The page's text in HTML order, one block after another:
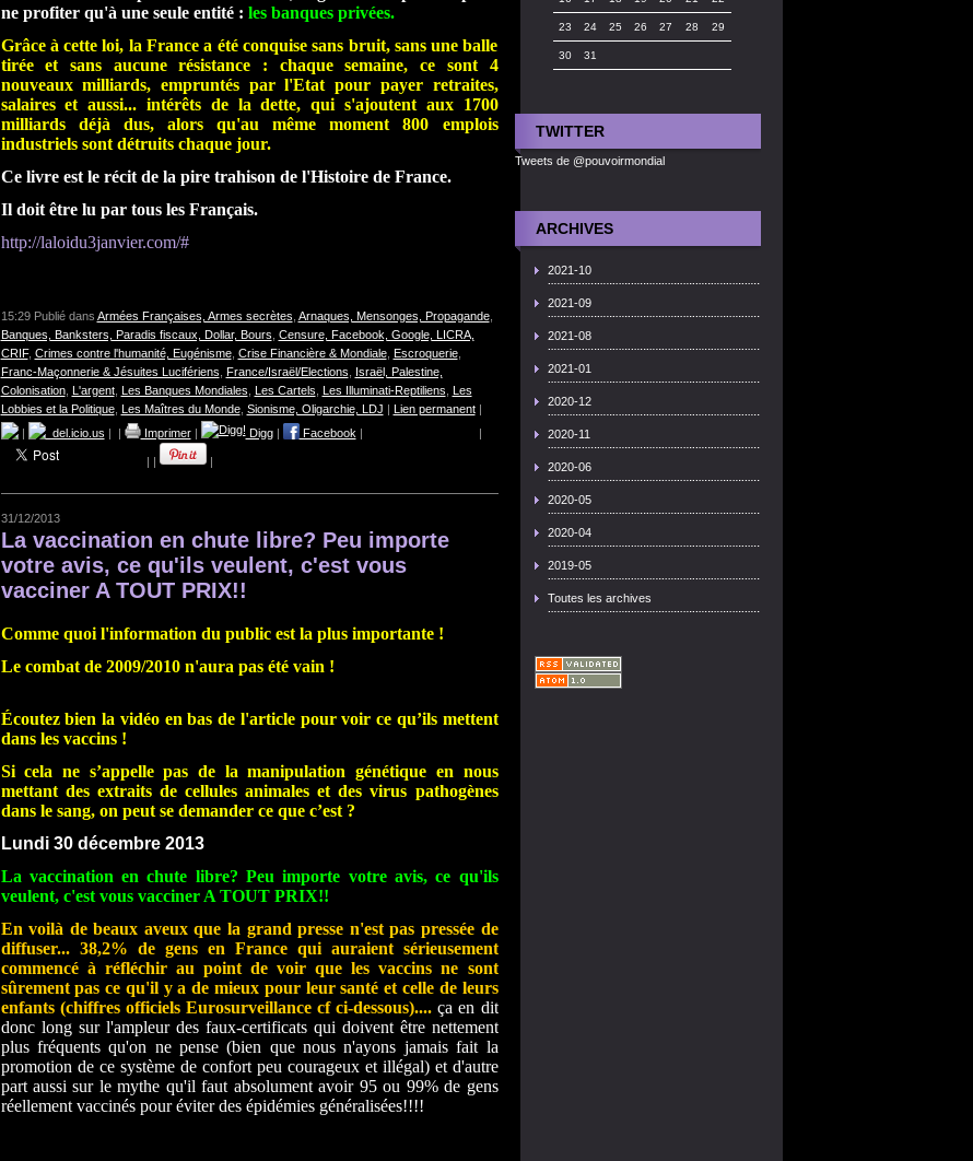
23 24 25 26 27 28 29
30 31
TWITTER
Tweets de @pouvoirmondial
ARCHIVES
2021-10
2021-09
2021-08
2021-01
2020-12
2020-11
2020-06
2020-05
2020-04
2019-05
Toutes les archives
ne profiter qu'à une seule entité : les banques privées.
Grâce à cette loi, la France a été conquise sans bruit, sans une balle
tirée et sans aucune résistance : chaque semaine, ce sont 4
nouveaux milliards, empruntés par l'Etat pour payer retraites,
salaires et aussi... intérêts de la dette, qui s'ajoutent aux 1700
milliards déjà dus, alors qu'au même moment 800 emplois
industriels sont détruits chaque jour.
Ce livre est le récit de la pire trahison de l'Histoire de France.
Il doit être lu par tous les Français.
http://laloidu3janvier.com/#
15:29 Publié dans Armées Françaises, Armes secrètes Arnaques, Mensonges, Propagande,
Banques, Banksters, Paradis fiscaux, Dollar, Bours Censure, Facebook, Google, LICRA,
CRIF, Crimes contre l'humanité, Eugénisme, Crise Financière & Mondiale, Escroquerie,
Franc-Maçonnerie & Jésuites Lucifériens France/Israël/Elections
Israël, Palestine,
Colonisation, L'argent, Les Banques Mondiales Les Cartels Les Illuminati-Reptiliens Les
Lobbies et la Politique, Les Maîtres du Monde, Sionisme, Oligarchie, LDJ | Lien permanent|
|
del.icio.us | | Imprimer| Digg| Facebook | |
| | |
31/12/2013
La vaccination en chute libre? Peu importe
votre avis, ce qu'ils veulent, c'est vous
vacciner A TOUT PRIX!!
Comme quoi l'information du public est la plus importante !
Le combat de 2009/2010 n'aura pas été vain !
Écoutez bien la vidéo en bas de l'article pour voir ce qu’ils mettent
dans les vaccins !
Si cela ne s’appelle pas de la manipulation génétique en nous
mettant des extraits de cellules animales et des virus pathogènes
dans le sang, on peut se demander ce que c’est ?
Lundi 30 décembre 2013
La vaccination en chute libre? Peu importe votre avis, ce qu'ils
veulent, c'est vous vacciner A TOUT PRIX!!
En voilà de beaux aveux que la grand presse n'est pas pressée de
diffuser... 38,2% de gens en France qui auraient sérieusement
commencé à réfléchir au point de voir que les vaccins ne sont
sûrement pas ce qu'il y a de mieux pour leur santé et celle de leurs
enfants (chiffres officiels Eurosurveillance cf ci-dessous).... ça en dit
donc long sur l'ampleur des faux-certificats qui doivent être nettement
plus fréquents qu'on ne pense (bien que nous n'ayons jamais fait la
promotion de ce système de confort peu courageux et illégal) et d'autre
part aussi sur le mythe qu'il faut absolument avoir 95 ou 99% de gens
réellement vaccinés pour éviter des épidémies généralisées!!!!